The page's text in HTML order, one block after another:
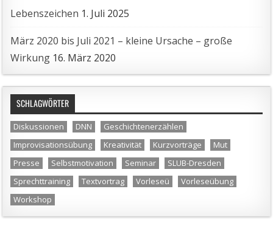
Lebenszeichen 1. Juli 2025
März 2020 bis Juli 2021 – kleine Ursache – große
Wirkung 16. März 2020
SCHLAGWÖRTER
Diskussionen DNN
Geschichtenerzählen
Improvisationsübung
Kreativität Kurzvorträge
Mut
Presse
Selbstmotivation Seminar
SLUB-Dresden
Sprechttraining
Textvortrag Vorleseü
Vorleseübung
Workshop